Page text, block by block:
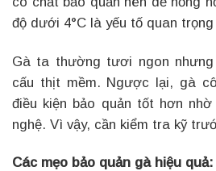
độ dưới 4°C là yếu tố quan
Gà ta thường tươi ngon
cấu thịt mềm. Ngược lại, gà
điều kiện bảo quản tốt hơn
nghệ. Vì vậy, cần kiểm tra kỹ
Các mẹo bảo quản gà hiệu quả: